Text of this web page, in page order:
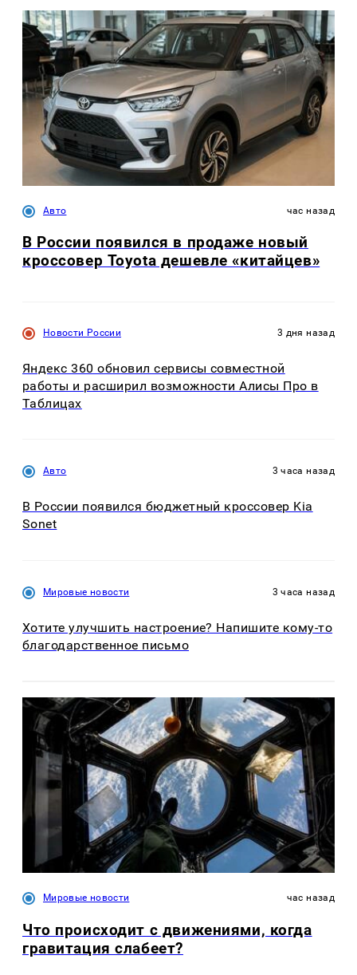
Авто час назад
В России появился в продаже новый
кроссовер Toyota дешевле «китайцев»
Новости России 3 дня назад
Яндекс 360 обновил сервисы совместной
работы и расширил возможности Алисы Про в
Таблицах
Авто 3 часа назад
В России появился бюджетный кроссовер Kia
Sonet
Мировые новости 3 часа назад
Хотите улучшить настроение? Напишите кому-то
благодарственное письмо
Мировые новости час назад
Что происходит с движениями, когда
гравитация слабеет?